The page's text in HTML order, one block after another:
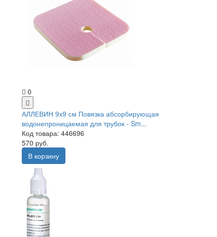
0
АЛЛЕВИН 9х9 см Повязка абсорбирующая
водонепроницаемая для трубок - Sm...
Код товара: 446696
570 руб.
В корзину